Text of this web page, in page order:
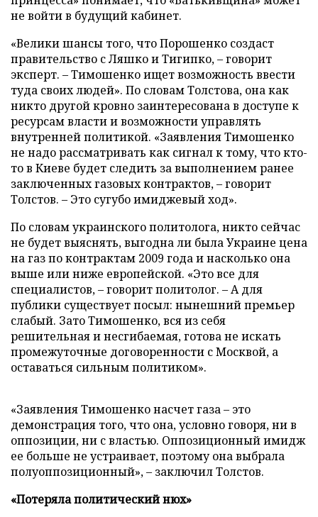
не войти в будущий кабинет.
«Велики шансы того, что Порошенко создаст
правительство с Ляшко и Тигипко, – говорит
эксперт. – Тимошенко ищет возможность ввести
туда своих людей». По словам Толстова, она как
никто другой кровно заинтересована в доступе к
ресурсам власти и возможности управлять
внутренней политикой. «Заявления Тимошенко
не надо рассматривать как сигнал к тому, что кто-
то в Киеве будет следить за выполнением ранее
заключенных газовых контрактов, – говорит
Толстов. – Это сугубо имиджевый ход».
По словам украинского политолога, никто сейчас
не будет выяснять, выгодна ли была Украине цена
на газ по контрактам 2009 года и насколько она
выше или ниже европейской. «Это все для
специалистов, – говорит политолог. – А для
публики существует посыл: нынешний премьер
слабый. Зато Тимошенко, вся из себя
решительная и несгибаемая, готова не искать
промежуточные договоренности с Москвой, а
оставаться сильным политиком».
«Заявления Тимошенко насчет газа – это
демонстрация того, что она, условно говоря, ни в
оппозиции, ни с властью. Оппозиционный имидж
ее больше не устраивает, поэтому она выбрала
полуоппозиционный», – заключил Толстов.
«Потеряла политический нюх»